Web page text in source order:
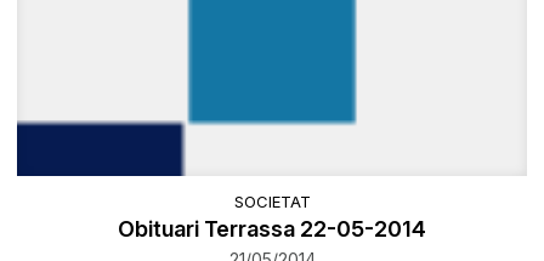
SOCIETAT
Obituari Terrassa 22-05-2014